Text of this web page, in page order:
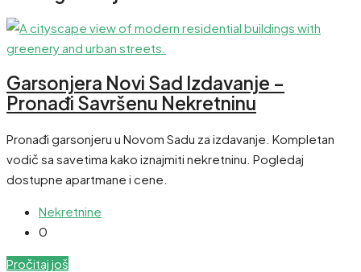
Garsonjera Novi Sad Izdavanje –
Pronađi Savršenu Nekretninu
Pronađi garsonjeru u Novom Sadu za izdavanje. Kompletan
vodič sa savetima kako iznajmiti nekretninu. Pogledaj
dostupne apartmane i cene.
Nekretnine
0
Pročitaj još